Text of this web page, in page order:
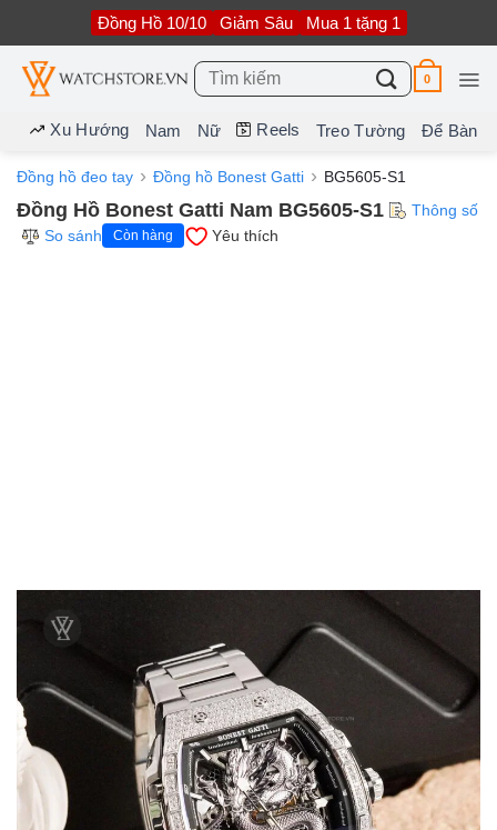
nội
dung
Đồng Hồ 10/10 Giảm Sâu Mua 1 tặng 1
Tìm
kiếm:
0
Xu Hướng Nam Nữ Reels Treo Tường Để Bàn
Đồng hồ đeo tay Đồng hồ Bonest Gatti BG5605-S1
Đồng Hồ Bonest Gatti Nam BG5605-S1
Thông số
So sánh
Còn hàng Yêu thích